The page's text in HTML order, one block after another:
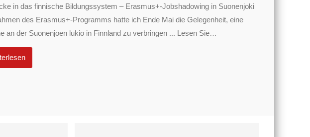
in das finnische Bildungssystem – Erasmus+-Jobshadowing in Suonenjoki
des Erasmus+-Programms hatte ich Ende Mai die Gelegenheit, eine
an der Suonenjoen lukio in Finnland zu verbringen ... Lesen Sie…